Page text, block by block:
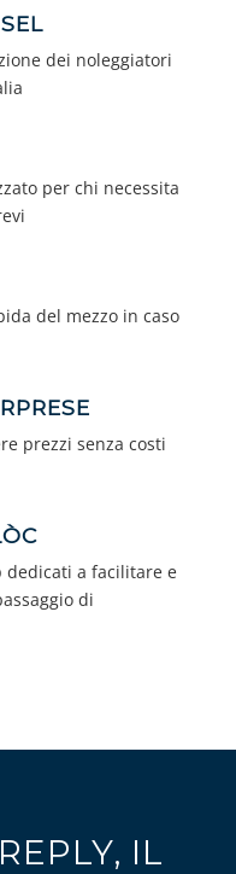
dei noleggiatori
per chi necessita
del mezzo in caso
prezzi senza costi
dedicati a facilitare e
di
IL